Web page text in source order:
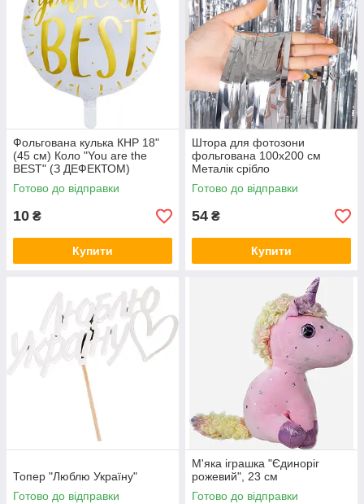
Фольгована кулька КНР 18"
(45 см) Коло "You are the
BEST" (З ДЕФЕКТОМ)
Готово до відправки
10 ₴
Купити
Штора для фотозони
фольгована 100х200 см
Металік срібло
Готово до відправки
54 ₴
Купити
Топер "Люблю Україну"
Готово до відправки
М'яка іграшка "Єдиноріг
рожевий", 23 см
Готово до відправки